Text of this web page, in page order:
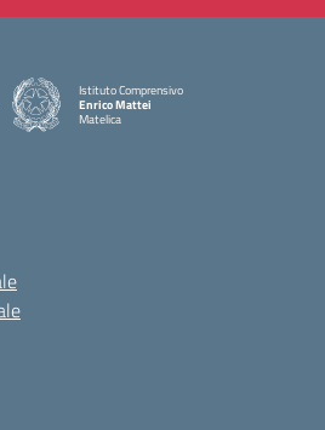
Istituto Comprensivo
Enrico Mattei
Matelica